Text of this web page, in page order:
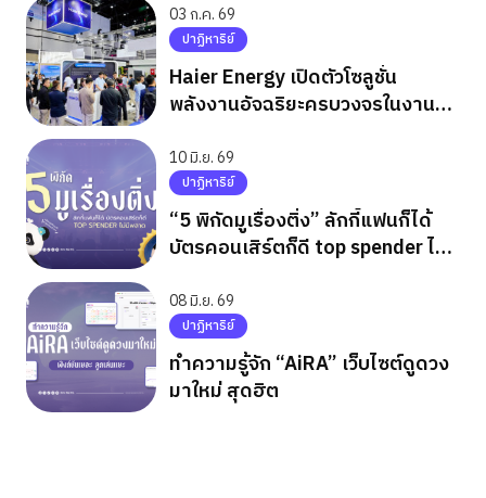
03 ก.ค. 69
ปาฏิหาริย์
Haier Energy เปิดตัวโซลูชั่น
พลังงานอัจฉริยะครบวงจรในงาน
10 มิ.ย. 69
ปาฏิหาริย์
“5 พิกัดมูเรื่องติ่ง” ลักกี้แฟนก็ได้
บัตรคอนเสิร์ตก็ดี top spender ไม่มี
08 มิ.ย. 69
ปาฏิหาริย์
ทำความรู้จัก “AiRA” เว็บไซต์ดูดวง
มาใหม่ สุดฮิต